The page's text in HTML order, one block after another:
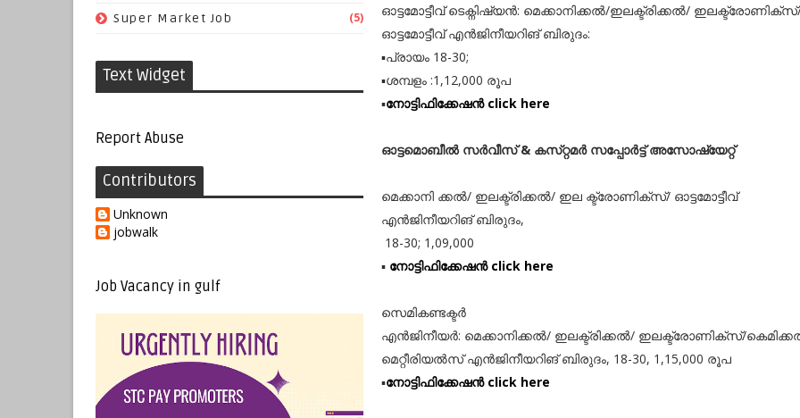
Super Market Job (5)
Text Widget
Report Abuse
Contributors
Unknown
jobwalk
Job Vacancy in gulf
ഓട്ടമോട്ടീവ് ടെക്നിഷ്യൻ: മെക്കാനിക്കൽ/ഇലക്ട്രിക്കൽ/
ഓട്ടമോട്ടീവ് എൻജിനീയറിങ് ബിരുദം:
▪️പ്രായം 18-30;
▪️ശമ്പളം :1,12,000 രൂപ
▪️നോട്ടിഫിക്കേഷൻ click here
ഓട്ടമൊബീൽ സർവീസ് & കസ്‌റ്റമർ സപ്പോർട്ട് അസോഷ്യേറ്റ്
മെക്കാനി ക്കൽ/ ഇലക്ട്രിക്കൽ/ ഇല ക്ട്രോണിക്സ്/ ഓട്ടമോട്ടീവ്
എൻജിനീയറിങ് ബിരുദം,
18-30; 1,09,000
▪️ നോട്ടിഫിക്കേഷൻ click here
സെമികണ്ടക്ടർ
എൻജിനീയർ: മെക്കാനിക്കൽ/ ഇലക്ട്രിക്കൽ/ ഇലക്ട്രോണിക്സ്/
മെറ്റീരിയൽസ് എൻജിനീയറിങ് ബിരുദം, 18-30, 1,15,000 രൂപ
▪️നോട്ടിഫിക്കേഷൻ click here